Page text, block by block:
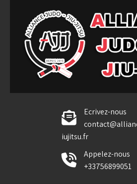
content
Alliance Judo
Ecrivez-nous
iujitsu.fr
Appelez-nous
+33756899051